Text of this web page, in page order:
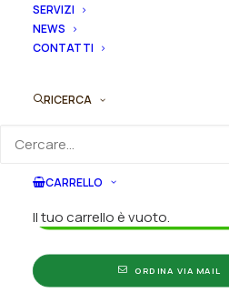
SERVIZI
NEWS
CONTATTI
RICERCA
CARRELLO
Il tuo carrello è vuoto.
Rosa
ibrido
tea
"Anggun®"
Ordina subito questo
indicando la dimensione del
ORDINA SU WHATSAPP
ORDINA VIA MAIL